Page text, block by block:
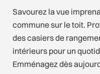
Savourez la vue
commune sur le toit.
des casiers de
intérieurs pour un
Emménagez dès